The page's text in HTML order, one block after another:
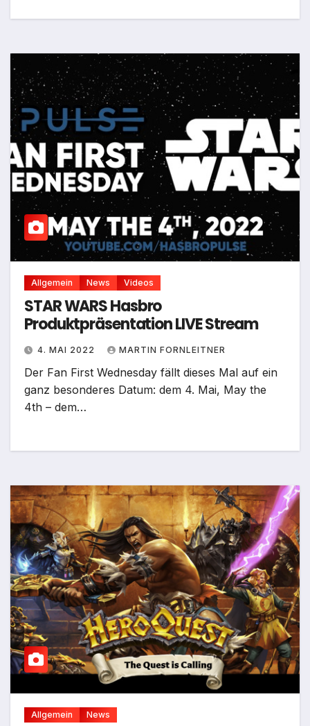
Allgemein News Videos
STAR WARS Hasbro
Produktpräsentation LIVE Stream
4. MAI 2022 MARTIN FORNLEITNER
Der Fan First Wednesday fällt dieses Mal auf ein
ganz besonderes Datum: dem 4. Mai, May the
4th – dem…
Allgemein News